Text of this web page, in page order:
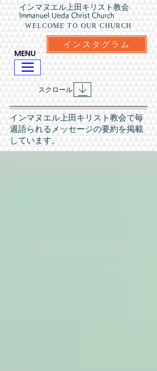
インマヌエル上田キリスト教会
Immanuel Ueda Christ Church
WELCOME TO OUR CHURCH
​MENU
​スクロール
インスタグラム
​インマヌエル上田キリスト教会で毎
週語られるメッセージの要約を掲載
しています。